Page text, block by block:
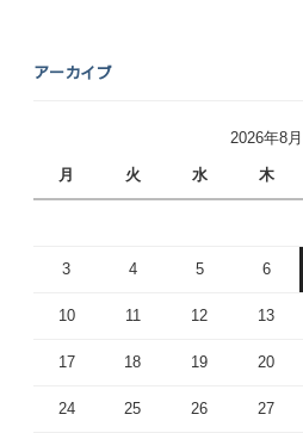
アーカイブ
2026年8月
月 火 水 木
3 4 5 6
10 11 12 13
17 18 19 20
24 25 26 27